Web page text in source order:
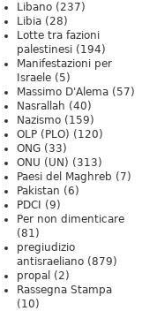
Libano (237)
Libia (28)
Lotte tra fazioni
palestinesi (194)
Manifestazioni per
Israele (5)
Massimo D'Alema (57)
Nasrallah (40)
Nazismo (159)
OLP (PLO) (120)
ONG (33)
ONU (UN) (313)
Paesi del Maghreb (7)
Pakistan (6)
PDCI
(9)
Per non dimenticare
(81)
pregiudizio
antisraeliano (879)
propal (2)
Rassegna Stampa
(10)